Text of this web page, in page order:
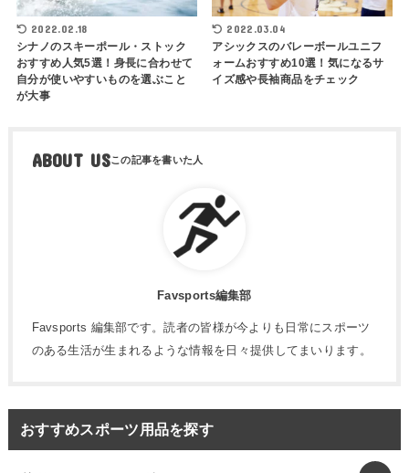
2022.02.18
シナノのスキーポール・ストック
おすすめ人気5選！身長に合わせて
自分が使いやすいものを選ぶこと
が大事
2022.03.04
アシックスのバレーボールユニフ
ォームおすすめ10選！気になるサ
イズ感や長袖商品をチェック
ABOUT US
Favsports編集部
Favsports 編集部です。読者の皆様が今よりも日常にスポーツ
のある生活が生まれるような情報を日々提供してまいります。
おすすめスポーツ用品を探す